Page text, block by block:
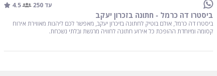
עד 250 4.5
ביסטרו דה כרמל - חתונה בזכרון יעקב
ביסטרו דה כרמל, אולם בוטיק לחתונה בזיכרון יעקב, מאפשר לכם ליהנות מאווירת אירוח
קסומה ומיוחדת ההופכת כל אירוע חתונה לחוויה מרגשת ובלתי נשכחת.